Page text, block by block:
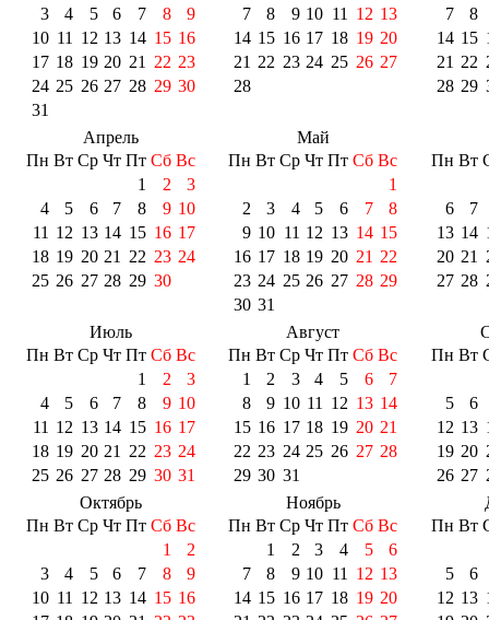
3
4 5 6 7 8
9
10 11 12 13 14 15 16
17 18 19 20 21 22 23
24 25 26 27 28 29 30
31
7
8 9 10 11 12 13
14 15 16 17 18 19 20
21 22 23 24 25 26 27
28
7
8
14 15
21 22
28 29
Апрель
Пн Вт Ср Чт Пт Сб Вс
1
2
3
4
5 6 7 8 9 10
11 12 13 14 15 16 17
18 19 20 21 22 23 24
25 26 27 28 29 30
Май
Пн Вт Ср Чт Пт Сб Вс
1
2
3 4 5 6 7
8
9 10 11 12 13 14 15
16 17 18 19 20 21 22
23 24 25 26 27 28 29
30 31
Пн Вт
6
7
13 14
20 21
27 28
Июль
Пн Вт Ср Чт Пт Сб Вс
1
2
3
4
5 6 7 8 9 10
11 12 13 14 15 16 17
18 19 20 21 22 23 24
25 26 27 28 29 30 31
Август
Пн Вт Ср Чт Пт Сб Вс
1
2 3 4 5 6
7
8
9 10 11 12 13 14
15 16 17 18 19 20 21
22 23 24 25 26 27 28
29 30 31
Пн Вт
5
6
12 13
19 20
26 27
Октябрь
Пн Вт Ср Чт Пт Сб Вс
1
2
3
4 5 6 7 8
9
10 11 12 13 14 15 16
Ноябрь
Пн Вт Ср Чт Пт Сб Вс
1
2 3 4 5
6
7
8 9 10 11 12 13
14 15 16 17 18 19 20
Пн Вт
5
6
12 13